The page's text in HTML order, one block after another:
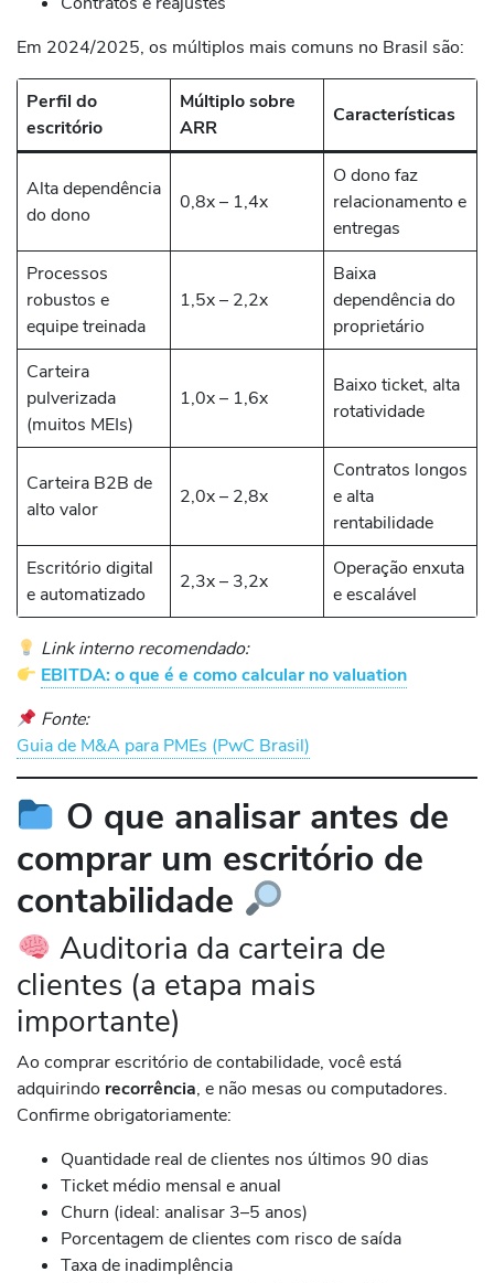
Em 2024/2025, os múltiplos mais comuns no Brasil são:
Perfil do
escritório
Múltiplo sobre
ARR
Características
Alta dependência
do dono
0,8x – 1,4x
O dono faz
relacionamento e
entregas
Processos
robustos e
equipe treinada
1,5x – 2,2x
Baixa
dependência do
proprietário
Carteira
pulverizada
(muitos MEIs)
1,0x – 1,6x
Baixo ticket, alta
rotatividade
Carteira B2B de
alto valor
2,0x – 2,8x
Contratos longos
e alta
rentabilidade
Escritório digital
e automatizado
2,3x – 3,2x
Operação enxuta
e escalável
Link interno recomendado:
EBITDA: o que é e como calcular no valuation
Fonte:
Guia de M&A para PMEs (PwC Brasil)
O que analisar antes de
comprar um escritório de
contabilidade
Auditoria da carteira de
clientes (a etapa mais
importante)
Ao comprar escritório de contabilidade, você está
adquirindo recorrência, e não mesas ou computadores.
Confirme obrigatoriamente:
Quantidade real de clientes nos últimos 90 dias
Ticket médio mensal e anual
Churn (ideal: analisar 3–5 anos)
Porcentagem de clientes com risco de saída
Taxa de inadimplência